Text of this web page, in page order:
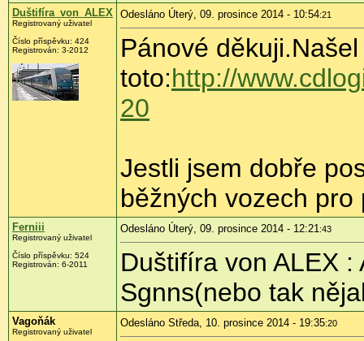
Duštifíra_von_ALEX
Registrovaný uživatel
Číslo příspěvku: 424
Registrován: 3-2012
Odesláno Úterý, 09. prosince 2014 - 10:54:21
Pánové
toto:http://
20
Jestli jsem dobře
běžných vozech
Ferniii
Registrovaný uživatel
Číslo příspěvku: 524
Registrován: 6-2011
Odesláno Úterý, 09. prosince 2014 - 12:21:43
Duštifíra von ALEX
Sgnns(nebo tak
Vagoňák
Registrovaný uživatel
Odesláno Středa, 10. prosince 2014 - 19:35:20